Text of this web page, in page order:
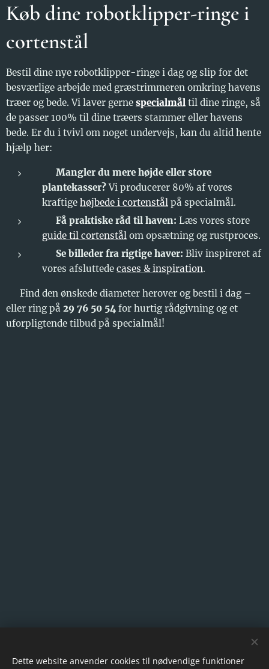
Køb dine robotklipper-ringe i
cortenstål
Bestil dine nye robotklipper-ringe i dag og slip for det
besværlige arbejde med græstrimmeren omkring havens
træer og bede. Vi laver gerne specialmål til dine ringe, så
de passer 100% til dine træers stammer eller havens
bede. Er du i tvivl om noget undervejs, kan du altid hente
hjælp her:
Mangler du mere højde eller store
plantekasser?Vi producerer 80% af vores
kraftige højbede i cortenstål på specialmål.
Få praktiske råd til haven: Læs vores store
guide til cortenstål om opsætning og rustproces.
Se billeder fra rigtige haver: Bliv inspireret af
vores afsluttede cases & inspiration.
👉 Find den ønskede diameter herover og bestil i dag –
eller ring på 29 76 50 54 for hurtig rådgivning og et
uforpligtende tilbud på specialmål!
Dette website anvender cookies til nødvendige funktioner